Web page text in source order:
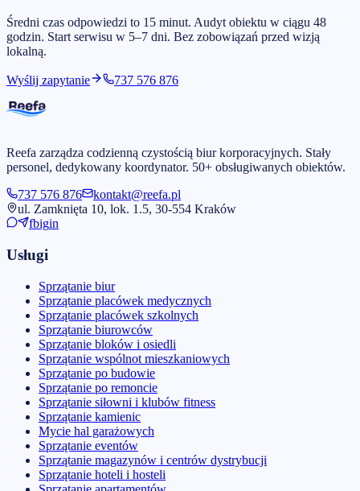
Średni czas odpowiedzi to 15 minut. Audyt obiektu w ciągu 48
godzin. Start serwisu w 5–7 dni. Bez zobowiązań przed wizją
lokalną.
Wyślij zapytanie 737 576 876
Reefa zarządza codzienną czystością biur korporacyjnych. Stały
personel, dedykowany koordynator. 50+ obsługiwanych obiektów.
737 576 876
kontakt@reefa.pl
ul. Zamknięta 10, lok. 1.5, 30-554 Kraków
fbigin
Usługi
Sprzątanie biur
Sprzątanie placówek medycznych
Sprzątanie placówek szkolnych
Sprzątanie biurowców
Sprzątanie bloków i osiedli
Sprzątanie wspólnot mieszkaniowych
Sprzątanie po budowie
Sprzątanie po remoncie
Sprzątanie siłowni i klubów fitness
Sprzątanie kamienic
Mycie hal garażowych
Sprzątanie eventów
Sprzątanie magazynów i centrów dystrybucji
Sprzątanie hoteli i hosteli